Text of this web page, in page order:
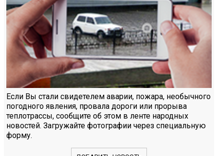
Если Вы стали свидетелем аварии, пожара, необычного
погодного явления, провала дороги или прорыва
теплотрассы, сообщите об этом в ленте народных
новостей. Загружайте фотографии через специальную
форму.